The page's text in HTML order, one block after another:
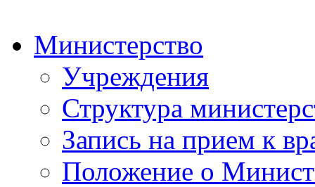
Министерство
Учреждения
Структура
Запись на прием к
Положение о